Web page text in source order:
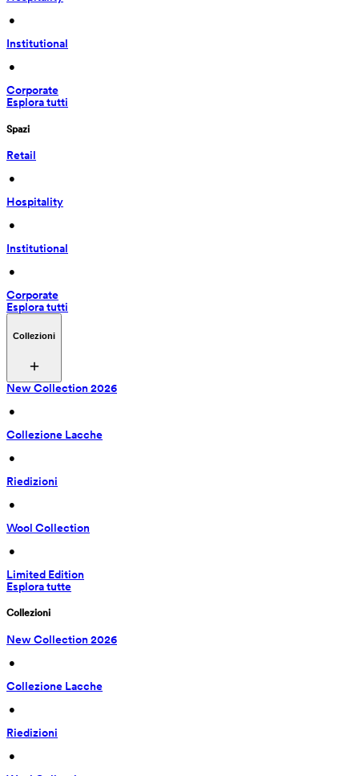
•
Institutional
•
Corporate
Esplora tutti
Spazi
Retail
•
Hospitality
•
Institutional
•
Corporate
Esplora tutti
Collezioni
New Collection 2026
•
Collezione Lacche
•
Riedizioni
•
Wool Collection
•
Limited Edition
Esplora tutte
Collezioni
New Collection 2026
•
Collezione Lacche
•
Riedizioni
•